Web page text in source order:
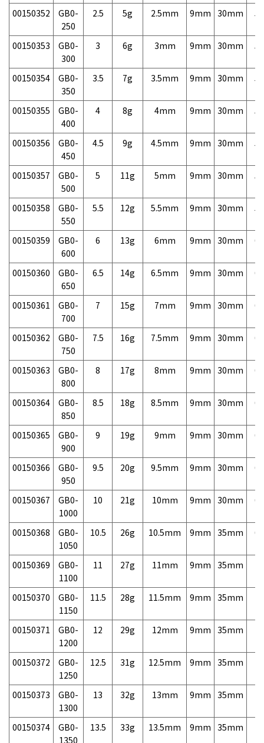
00150352
GB0-
250
2.5 5g 2.5mm 9mm 30mm
00150353
GB0-
300
3 6g 3mm 9mm 30mm
00150354
GB0-
350
3.5 7g 3.5mm 9mm 30mm
00150355
GB0-
400
4 8g 4mm 9mm 30mm
00150356
GB0-
450
4.5 9g 4.5mm 9mm 30mm
00150357
GB0-
500
5 11g 5mm 9mm 30mm
00150358
GB0-
550
5.5 12g 5.5mm 9mm 30mm
00150359
GB0-
600
6 13g 6mm 9mm 30mm
00150360
GB0-
650
6.5 14g 6.5mm 9mm 30mm
00150361
GB0-
700
7 15g 7mm 9mm 30mm
00150362
GB0-
750
7.5 16g 7.5mm 9mm 30mm
00150363
GB0-
800
8 17g 8mm 9mm 30mm
00150364
GB0-
850
8.5 18g 8.5mm 9mm 30mm
00150365
GB0-
900
9 19g 9mm 9mm 30mm
00150366
GB0-
950
9.5 20g 9.5mm 9mm 30mm
00150367
GB0-
1000
10 21g 10mm 9mm 30mm
00150368
GB0-
1050
10.5 26g 10.5mm 9mm 35mm
00150369
GB0-
1100
11 27g 11mm 9mm 35mm
00150370
GB0-
1150
11.5 28g 11.5mm 9mm 35mm
00150371
GB0-
1200
12 29g 12mm 9mm 35mm
00150372
GB0-
1250
12.5 31g 12.5mm 9mm 35mm
00150373
GB0-
1300
13 32g 13mm 9mm 35mm
00150374
GB0-
1350
13.5 33g 13.5mm 9mm 35mm